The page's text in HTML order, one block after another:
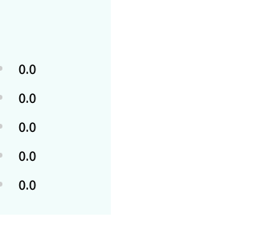
0.0
0.0
0.0
0.0
0.0